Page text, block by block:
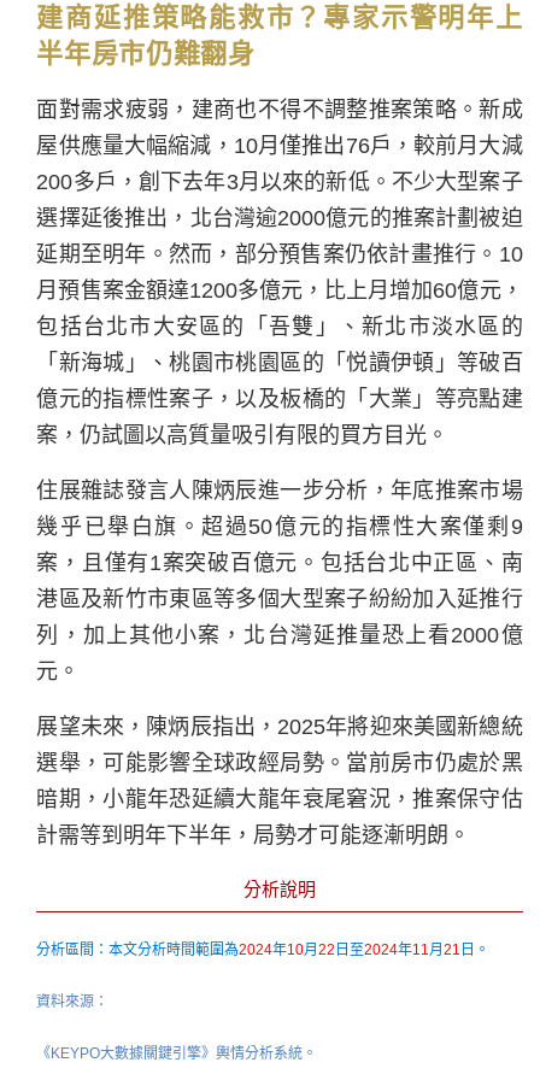
建商延推策略能救市？專家示警明年上
半年房市仍難翻身
面對需求疲弱，建商也不得不調整推案策略。新成
屋供應量大幅縮減，10月僅推出76戶，較前月大減
200多戶，創下去年3月以來的新低。不少大型案子
選擇延後推出，北台灣逾2000億元的推案計劃被迫
延期至明年。然而，部分預售案仍依計畫推行。10
月預售案金額達1200多億元，比上月增加60億元，
包括台北市大安區的「吾雙」、新北市淡水區的
「新海城」、桃園市桃園區的「悦讀伊頓」等破百
億元的指標性案子，以及板橋的「大業」等亮點建
案，仍試圖以高質量吸引有限的買方目光。
住展雜誌發言人陳炳辰進一步分析，年底推案市場
幾乎已舉白旗。超過50億元的指標性大案僅剩9
案，且僅有1案突破百億元。包括台北中正區、南
港區及新竹市東區等多個大型案子紛紛加入延推行
列，加上其他小案，北台灣延推量恐上看2000億
元。
展望未來，陳炳辰指出，2025年將迎來美國新總統
選舉，可能影響全球政經局勢。當前房市仍處於黑
暗期，小龍年恐延續大龍年衰尾窘況，推案保守估
計需等到明年下半年，局勢才可能逐漸明朗。
分析說明
分析區間：本文分析時間範圍為2024年10月22 日至2024年11 月21 日。
資料來源：
《KEYPO大數據關鍵引擎》輿情分析系統。